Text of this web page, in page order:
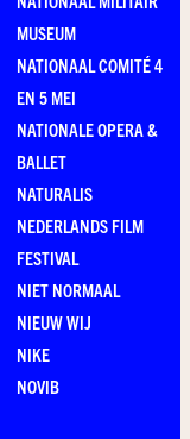
MUSEUM
NATIONAAL COMITÉ 4
EN 5 MEI
NATIONALE OPERA &
BALLET
NATURALIS
NEDERLANDS FILM
FESTIVAL
NIET NORMAAL
NIEUW WIJ
NIKE
NOVIB